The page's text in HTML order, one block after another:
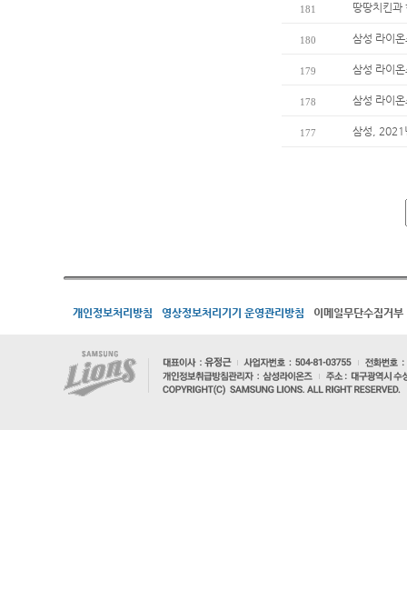
181 땅땅치킨과
180 삼성 라이
179 삼성 라이
178 삼성 라이
177 삼성, 2021
개인정보처리방침 영상정보처리기기 운영관리방침 이메일무단수집거부